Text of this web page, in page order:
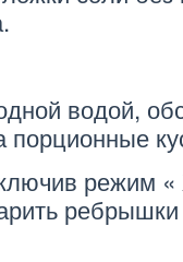
водой,
порционные
режим